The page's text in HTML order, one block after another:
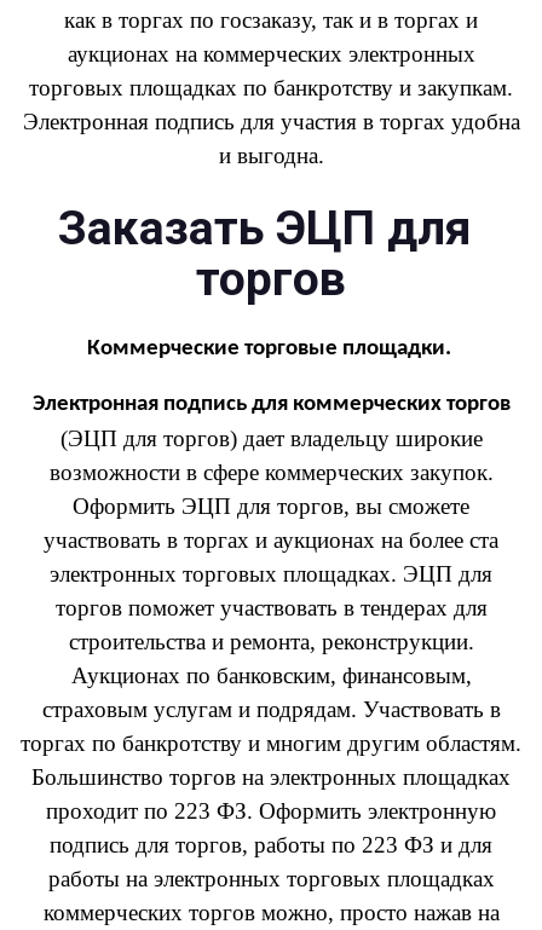
как в торгах по госзаказу, так и в торгах и
аукционах на коммерческих электронных
торговых площадках по банкротству и закупкам.
Электронная подпись для участия в торгах удобна
и выгодна.
Заказать ЭЦП для
торгов
Коммерческие торговые площадки.
Электронная подпись для коммерческих торгов
(ЭЦП для торгов) дает владельцу широкие
возможности в сфере коммерческих закупок.
Оформить ЭЦП для торгов, вы сможете
участвовать в торгах и аукционах на более ста
электронных торговых площадках. ЭЦП для
торгов поможет участвовать в тендерах для
строительства и ремонта, реконструкции.
Аукционах по банковским, финансовым,
страховым услугам и подрядам. Участвовать в
торгах по банкротству и многим другим областям.
Большинство торгов на электронных площадках
проходит по 223 ФЗ. Оформить электронную
подпись для торгов, работы по 223 ФЗ и для
работы на электронных торговых площадках
коммерческих торгов можно, просто нажав на